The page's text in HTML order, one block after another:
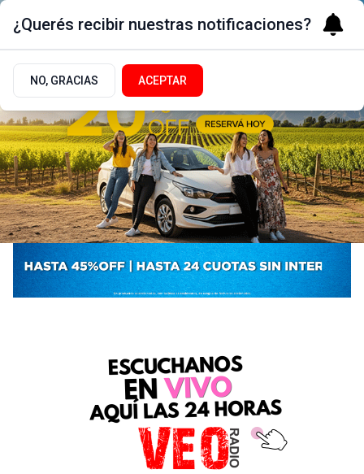
¿Querés recibir nuestras notificaciones?
NO, GRACIAS ACEPTAR